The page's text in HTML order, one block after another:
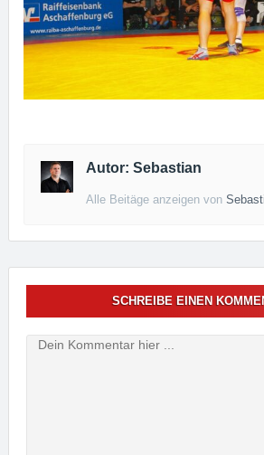
Autor: Sebastian
Alle Beitäge anzeigen von
SCHREIBE EINEN